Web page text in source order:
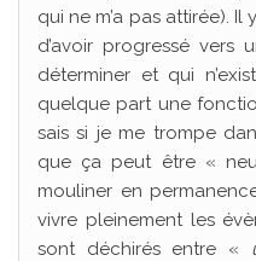
qui ne m’a pas attirée). Il
d’avoir progressé vers
déterminer et qui
quelque part une
sais si je me trompe
que ça peut être «
mouliner en
vivre pleinement les
sont déchirés entre «